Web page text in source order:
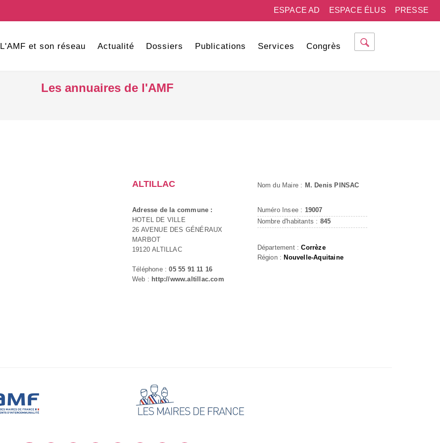
PRESSE
ESPACE ÉLUS
ESPACE AD
L'AMF et son réseau Actualité Dossiers Publications Services Congrès
Les annuaires de l'AMF
ALTILLAC
Adresse de la commune :
HOTEL DE VILLE
26 AVENUE DES GÉNÉRAUX
MARBOT
19120 ALTILLAC
Téléphone :05 55 91 11 16
Web : http://www.altillac.com
Nom du Maire : M. Denis PINSAC
Numéro Insee : 19007
Nombre d'habitants : 845
Département :Corrèze
Région : Nouvelle-Aquitaine